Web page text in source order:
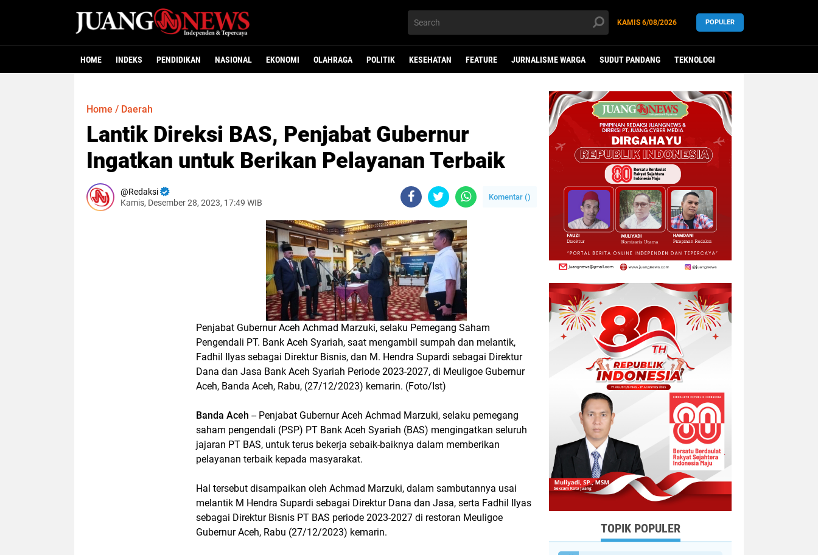
KAMIS 6/08/2026 POPULER
HOME INDEKS PENDIDIKAN NASIONAL EKONOMI OLAHRAGA POLITIK KESEHATAN FEATURE JURNALISME WARGA SUDUT PANDANG TEKNOLOGI
Home / Daerah
Lantik Direksi BAS, Penjabat Gubernur
Ingatkan untuk Berikan Pelayanan Terbaik
Redaksi
Kamis, Desember 28, 2023, 17:49 WIB
Komentar ()
Penjabat Gubernur Aceh Achmad Marzuki, selaku Pemegang Saham
Pengendali PT. Bank Aceh Syariah, saat mengambil sumpah dan melantik,
Fadhil Ilyas sebagai Direktur Bisnis, dan M. Hendra Supardi sebagai Direktur
Dana dan Jasa Bank Aceh Syariah Periode 2023-2027, di Meuligoe Gubernur
Aceh, Banda Aceh, Rabu, (27/12/2023) kemarin. (Foto/Ist)
Banda Aceh -- Penjabat Gubernur Aceh Achmad Marzuki, selaku pemegang
saham pengendali (PSP) PT Bank Aceh Syariah (BAS) mengingatkan seluruh
jajaran PT BAS, untuk terus bekerja sebaik-baiknya dalam memberikan
pelayanan terbaik kepada masyarakat.
Hal tersebut disampaikan oleh Achmad Marzuki, dalam sambutannya usai
melantik M Hendra Supardi sebagai Direktur Dana dan Jasa, serta Fadhil Ilyas
sebagai Direktur Bisnis PT BAS periode 2023-2027 di restoran Meuligoe
Gubernur Aceh, Rabu (27/12/2023) kemarin.
TOPIK POPULER